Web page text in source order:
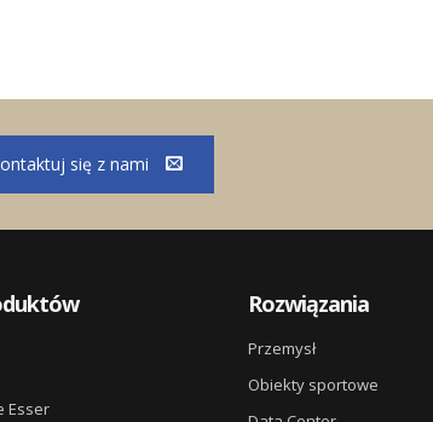
się z nami
Esser
Rozwiązania
Przemysł
Obiekty sportowe